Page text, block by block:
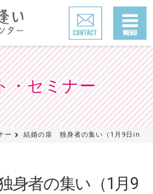
・セミナー
ー
結婚の扉 独身者の集い（1月9日in
身者の集い（1月9